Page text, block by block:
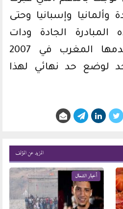
وألمانيا وإسبانيا وحتى
المبادرة الجادة ودات
المصداقية التي قدمها المغرب في 2007
لوضع حد نهائي لهذا
المزيد عن المؤلف
أخبار الشمال